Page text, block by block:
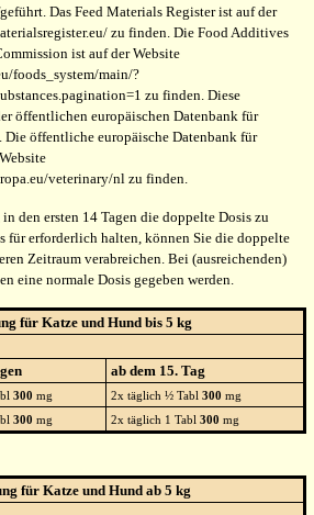
Das Feed Materials Register ist auf der
zu finden. Die Food Additives
ist auf der Website
foods_system/main/?
zu finden. Diese
öffentlichen europäischen Datenbank für
öffentliche europäische Datenbank für
veterinary/nl zu finden.
den ersten 14 Tagen die doppelte Dosis zu
für erforderlich halten, können Sie die doppelte
Zeitraum verabreichen. Bei (ausreichenden)
eine normale Dosis gegeben werden.
für Katze und Hund bis 5 kg
ab dem 15. Tag
300 mg 2x täglich ½ Tabl 300 mg
300 mg 2x täglich 1 Tabl 300 mg
für Katze und Hund ab 5 kg